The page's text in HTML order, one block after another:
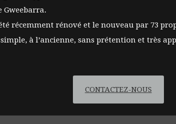
Gweebarra.
récemment rénové et le nouveau par 73
à l’ancienne, sans prétention et très
CONTACTEZ-NOUS